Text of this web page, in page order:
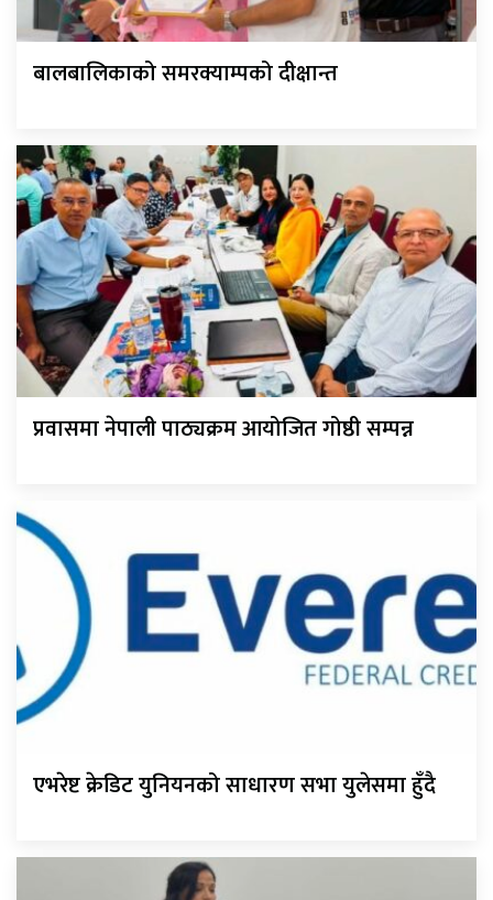
बालबालिकाको समरक्याम्पको दीक्षान्त
प्रवासमा नेपाली पाठ्यक्रम आयोजित गोष्ठी सम्पन्न
एभरेष्ट क्रेडिट युनियनको साधारण सभा युलेसमा हुँदै